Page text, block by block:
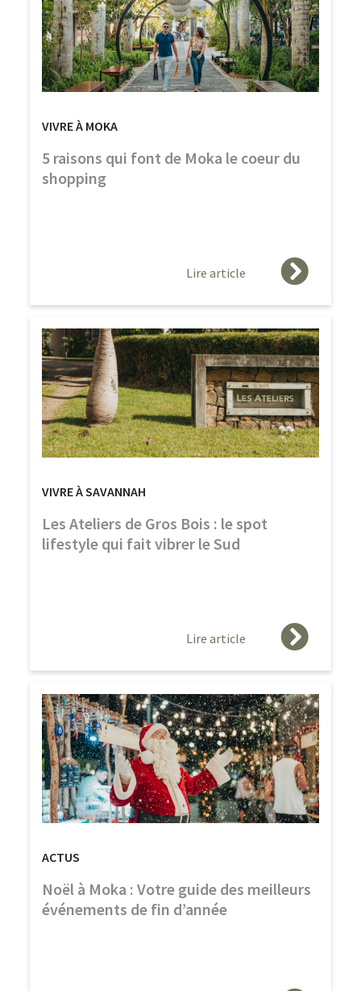
VIVRE À MOKA
5 raisons qui font de Moka le coeur du
shopping
Lire article
VIVRE À SAVANNAH
Les Ateliers de Gros Bois : le spot
lifestyle qui fait vibrer le Sud
Lire article
ACTUS
Noël à Moka : Votre guide des meilleurs
événements de fin d’année